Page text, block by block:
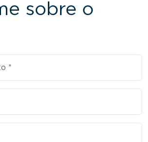
sobre o